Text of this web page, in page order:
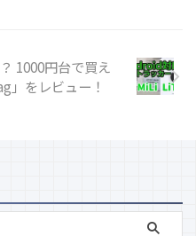
1000円台で買え
」をレビュー！